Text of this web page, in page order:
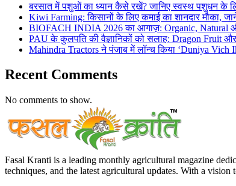
बरसात में पशुओं का ध्यान कैसे रखें? जानिए स्वस्थ पशुधन के
Kiwi Farming: किसानों के लिए कमाई का शानदार मौका,
BIOFACH INDIA 2026 का आगाज़: Organic, Natural
PAU के कुलपति की वैज्ञानिकों को सलाह: Dragon Fruit
Mahindra Tractors ने पंजाब में लॉन्च किया ‘Duniya
Recent Comments
No comments to show.
Fasal Kranti is a leading monthly agricultural magazine
techniques, and the latest agricultural updates. With a